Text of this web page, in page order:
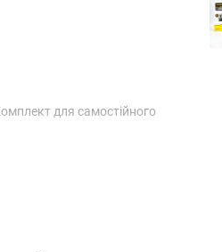
для самостійного